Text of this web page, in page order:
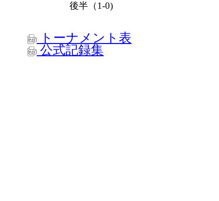
後半（1-0)
トーナメント表
公式記録集